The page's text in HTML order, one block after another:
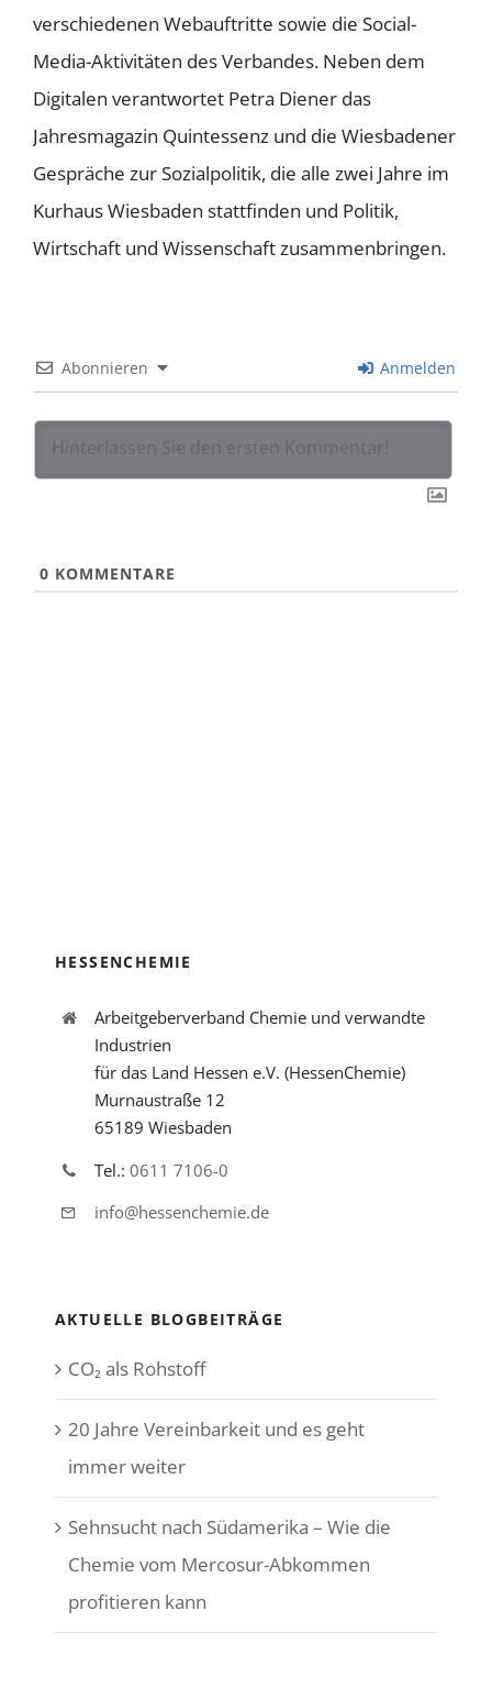
verschiedenen Webauftritte sowie die Social-
Media-Aktivitäten des Verbandes. Neben dem
Digitalen verantwortet Petra Diener das
Jahresmagazin Quintessenz und die Wiesbadener
Gespräche zur Sozialpolitik, die alle zwei Jahre im
Kurhaus Wiesbaden stattfinden und Politik,
Wirtschaft und Wissenschaft zusammenbringen.
Abonnieren Anmelden
0 KOMMENTARE
HESSENCHEMIE
Arbeitgeberverband Chemie und verwandte
Industrien
für das Land Hessen e.V. (HessenChemie)
Murnaustraße 12
65189 Wiesbaden
Tel.: 0611 7106-0
info@hessenchemie.de
AKTUELLE BLOGBEITRÄGE
CO₂ als Rohstoff
20 Jahre Vereinbarkeit und es geht
immer weiter
Sehnsucht nach Südamerika – Wie die
Chemie vom Mercosur-Abkommen
profitieren kann